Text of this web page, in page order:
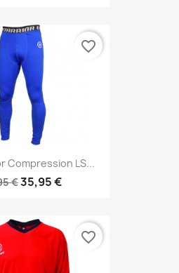
Compression LS...
€35,95 €
favorite_border
favorite_border